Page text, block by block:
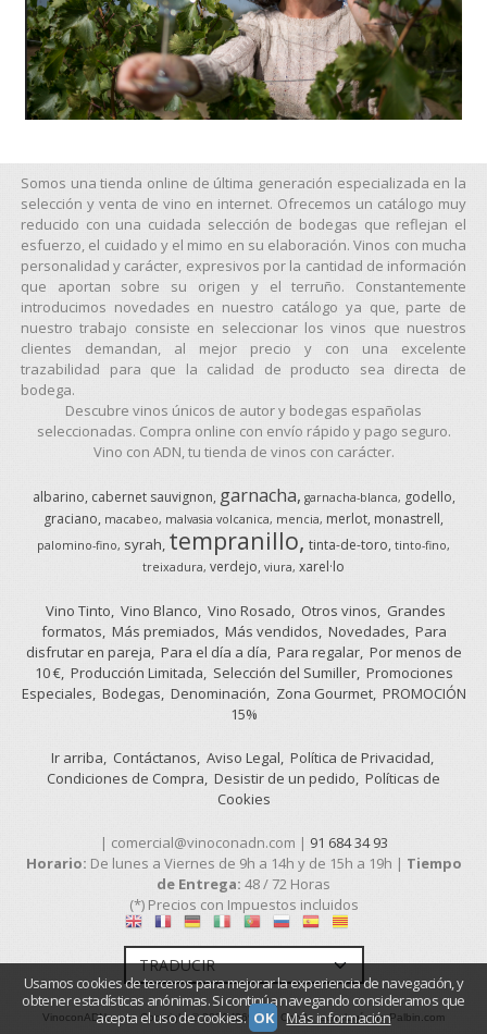
Somos una tienda online de última generación especializada en la
selección y venta de vino en internet. Ofrecemos un catálogo muy
reducido con una cuidada selección de bodegas que reflejan el
esfuerzo, el cuidado y el mimo en su elaboración. Vinos con mucha
personalidad y carácter, expresivos por la cantidad de información
que aportan sobre su origen y el terruño. Constantemente
introducimos novedades en nuestro catálogo ya que, parte de
nuestro trabajo consiste en seleccionar los vinos que nuestros
clientes demandan, al mejor precio y con una excelente
trazabilidad para que la calidad de producto sea directa de
bodega.
Descubre vinos únicos de autor y bodegas españolas
seleccionadas. Compra online con envío rápido y pago seguro.
Vino con ADN, tu tienda de vinos con carácter.
albarino cabernet sauvignon garnacha garnacha-blanca
godello
graciano macabeo malvasia volcanica mencia merlot monastrell
palomino-fino syrah tempranillo tinta-de-toro tinto-fino
treixadura verdejo viura xarel·lo
Vino Tinto Vino Blanco Vino Rosado Otros vinos Grandes
formatos Más premiados Más vendidos Novedades Para
disfrutar en pareja Para el día a día Para regalar Por menos de
10 € Producción Limitada Selección del Sumiller Promociones
Especiales Bodegas Denominación Zona Gourmet PROMOCIÓN
15%
Ir arriba Contáctanos Aviso Legal Política de Privacidad
Condiciones de Compra Desistir de un pedido Políticas de
Cookies
| comercial@vinoconadn.com | 91 684 34 93
Horario: De lunes a Viernes de 9h a 14h y de 15h a 19h | Tiempo
de Entrega: 48 / 72 Horas
(*) Precios con Impuestos incluidos
VinoconADN.com- Copyright © 2026 [26920] - Con la tecnología de Palbin.com
Usamos cookies de terceros para mejorar la experiencia de navegación, y
obtener estadísticas anónimas. Si continúa navegando consideramos que
acepta el uso de cookies. OK Más información